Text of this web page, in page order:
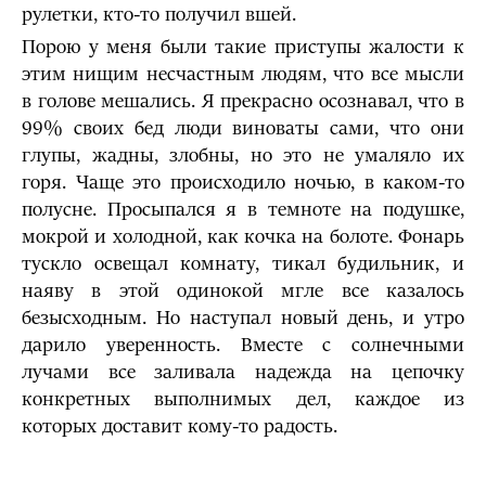
рулетки, кто-то получил вшей.
Порою у меня были такие приступы жалости к
этим нищим несчастным людям, что все мысли
в голове мешались. Я прекрасно осознавал, что в
99% своих бед люди виноваты сами, что они
глупы, жадны, злобны, но это не умаляло их
горя. Чаще это происходило ночью, в каком-то
полусне. Просыпался я в темноте на подушке,
мокрой и холодной, как кочка на болоте. Фонарь
тускло освещал комнату, тикал будильник, и
наяву в этой одинокой мгле все казалось
безысходным. Но наступал новый день, и утро
дарило уверенность. Вместе с солнечными
лучами все заливала надежда на цепочку
конкретных выполнимых дел, каждое из
которых доставит кому-то радость.